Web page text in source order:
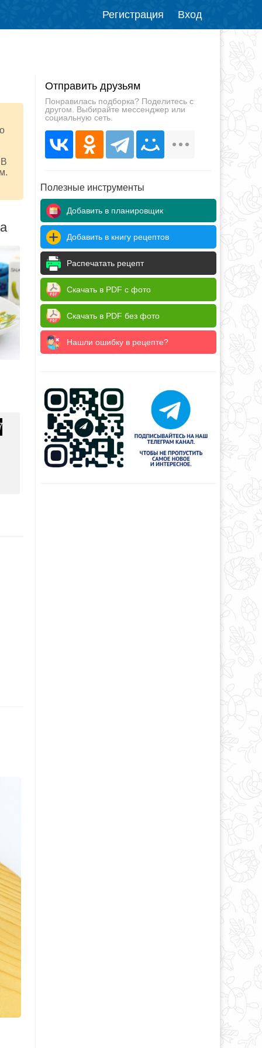
Регистрация Вход
Отправить друзьям
Понравилась подборка? Поделитесь с
другом. Выбирайте мессенджер или
социальную сеть.
Полезные инструменты
Добавить в планировщик
Добавить в книгу рецептов
Распечатать рецепт
Скачать в PDF с фото
Скачать в PDF без фото
Нашли ошибку в рецепте?